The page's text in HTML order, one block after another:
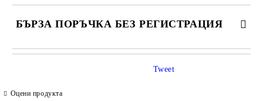
БЪРЗА ПОРЪЧКА БЕЗ РЕГИСТРАЦИЯ
САМО ПОПЪЛНЕТЕ 4 ПОЛЕТА
Оцени продукта
Tweet